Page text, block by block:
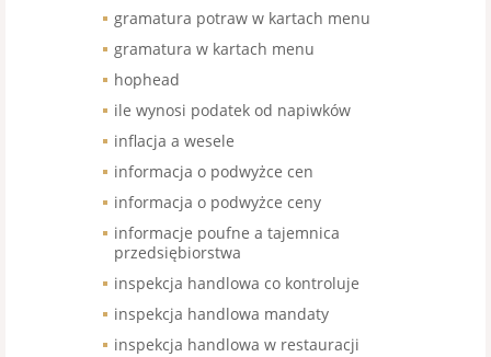
gramatura potraw w kartach menu
gramatura w kartach menu
hophead
ile wynosi podatek od napiwków
inflacja a wesele
informacja o podwyżce cen
informacja o podwyżce ceny
informacje poufne a tajemnica
przedsiębiorstwa
inspekcja handlowa co kontroluje
inspekcja handlowa mandaty
inspekcja handlowa w restauracji